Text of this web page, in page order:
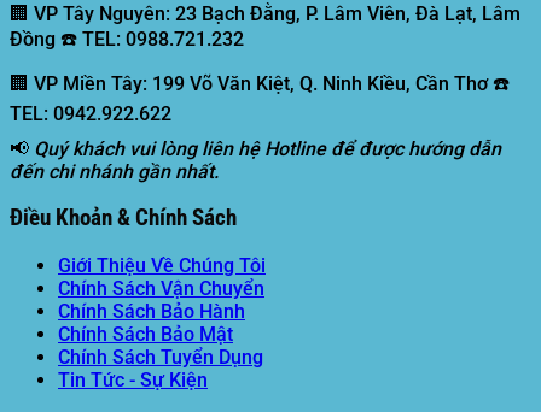
🏢 VP Tây Nguyên: 23 Bạch Đằng, P. Lâm Viên, Đà Lạt, Lâm
Đồng ☎️ TEL: 0988.721.232
🏢 VP Miền Tây: 199 Võ Văn Kiệt, Q. Ninh Kiều, Cần Thơ ☎️
TEL: 0942.922.622
📢 Quý khách vui lòng liên hệ Hotline để được hướng dẫn
đến chi nhánh gần nhất.
Điều Khoản & Chính Sách
Giới Thiệu Về Chúng Tôi
Chính Sách Vận Chuyển
Chính Sách Bảo Hành
Chính Sách Bảo Mật
Chính Sách Tuyển Dụng
Tin Tức - Sự Kiện